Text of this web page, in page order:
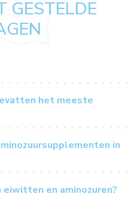
GESTELDE
het meeste
in
en aminozuren?